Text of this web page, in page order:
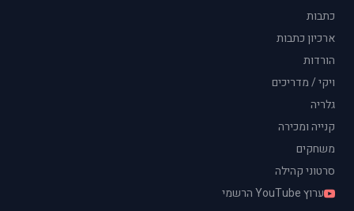
כתבות
ארכיון כתבות
הורדות
ויקי / מדריכים
גלריה
קנייה ומכירה
משחקים
סרטוני קהילה
ערוץ YouTube הרשמי